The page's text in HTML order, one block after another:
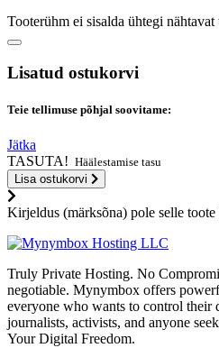
Tooterühm ei sisalda ühtegi nähtavat
Lisatud ostukorvi
Teie tellimuse põhjal soovitame:
Jätka
TASUTA! Häälestamise tasu
Lisa ostukorvi
Kirjeldus (märksõna) pole selle toote
Truly Private Hosting. No
negotiable. Mynymbox offers
everyone who wants to control
journalists, activists, and anyone
Your Digital Freedom.